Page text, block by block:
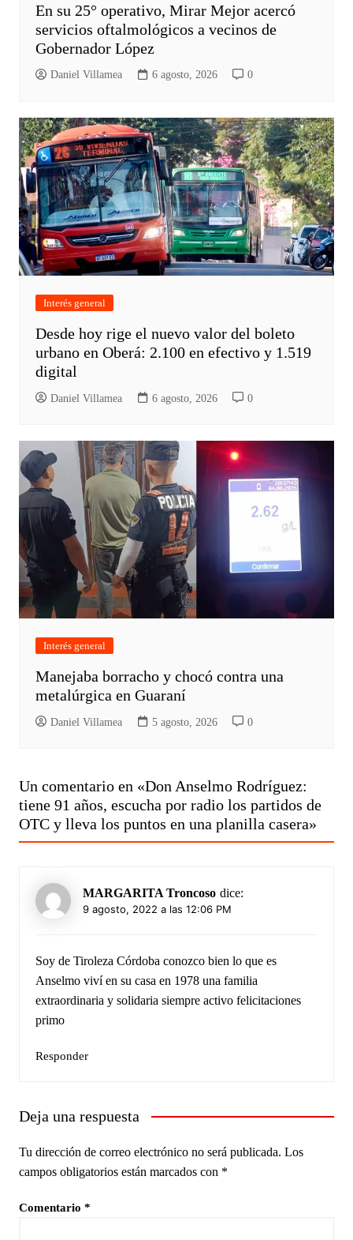
En su 25° operativo, Mirar Mejor acercó
servicios oftalmológicos a vecinos de
Gobernador López
Daniel Villamea 6 agosto, 2026 0
Interés general
Desde hoy rige el nuevo valor del boleto
urbano en Oberá: 2.100 en efectivo y 1.519
digital
Daniel Villamea 6 agosto, 2026 0
Interés general
Manejaba borracho y chocó contra una
metalúrgica en Guaraní
Daniel Villamea 5 agosto, 2026 0
Un comentario en «Don Anselmo Rodríguez:
tiene 91 años, escucha por radio los partidos de
OTC y lleva los puntos en una planilla casera»
MARGARITA Troncoso dice:
9 agosto, 2022 a las 12:06 PM
Soy de Tiroleza Córdoba conozco bien lo que es
Anselmo viví en su casa en 1978 una familia
extraordinaria y solidaria siempre activo felicitaciones
primo
Responder
Deja una respuesta
Tu dirección de correo electrónico no será publicada. Los
campos obligatorios están marcados con *
Comentario *